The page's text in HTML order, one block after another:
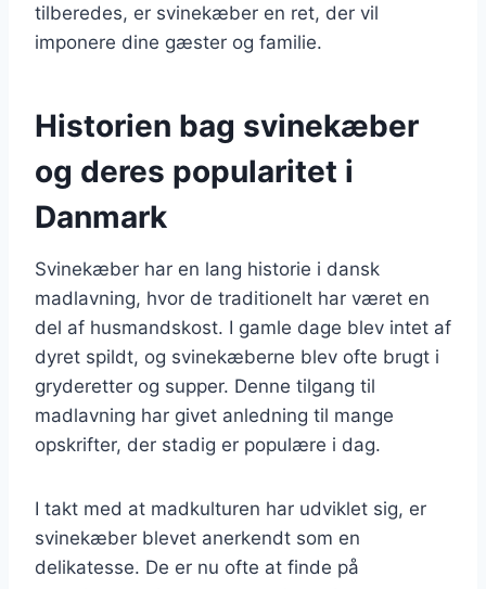
tilberedes, er svinekæber en ret, der vil
imponere dine gæster og familie.
Historien bag svinekæber
og deres popularitet i
Danmark
Svinekæber har en lang historie i dansk
madlavning, hvor de traditionelt har været en
del af husmandskost. I gamle dage blev intet af
dyret spildt, og svinekæberne blev ofte brugt i
gryderetter og supper. Denne tilgang til
madlavning har givet anledning til mange
opskrifter, der stadig er populære i dag.
I takt med at madkulturen har udviklet sig, er
svinekæber blevet anerkendt som en
delikatesse. De er nu ofte at finde på